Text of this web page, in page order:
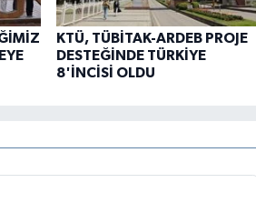
KTÜ, TÜBİTAK-ARDEB PROJE
DESTEĞİNDE TÜRKİYE
8'İNCİSİ OLDU